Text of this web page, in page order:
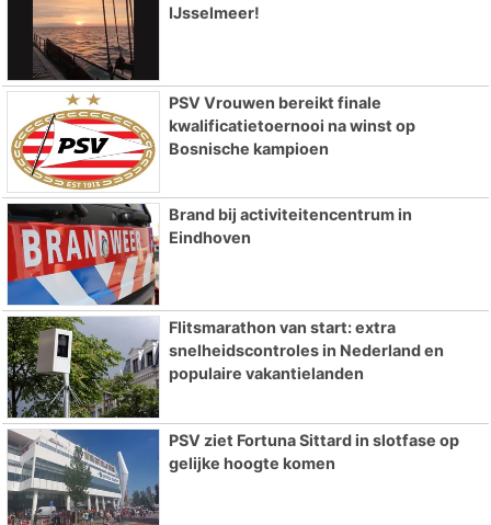
IJsselmeer!
PSV Vrouwen bereikt finale
kwalificatietoernooi na winst op
Bosnische kampioen
Brand bij activiteitencentrum in
Eindhoven
Flitsmarathon van start: extra
snelheidscontroles in Nederland en
populaire vakantielanden
PSV ziet Fortuna Sittard in slotfase op
gelijke hoogte komen